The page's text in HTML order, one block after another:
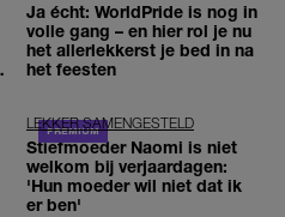
Ja écht: WorldPride is nog in
volle gang – en hier rol je nu
het allerlekkerst je bed in na
het feesten
LEKKER SAMENGESTELD
Stiefmoeder Naomi is niet
welkom bij verjaardagen:
'Hun moeder wil niet dat ik
er ben'